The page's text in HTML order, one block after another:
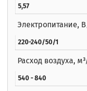
5,57
Электропитание,
220-240/50/1
Расход воздуха,
540 - 840